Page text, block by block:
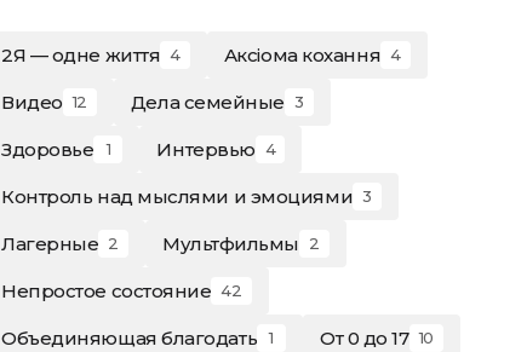
2Я — одне життя 4 Аксіома кохання 4
Видео 12 Дела семейные 3
Здоровье 1 Интервью 4
Контроль над мыслями и эмоциями 3
Лагерные 2 Мультфильмы 2
Непростое состояние 42
Объединяющая благодать 1 От 0 до 17 10